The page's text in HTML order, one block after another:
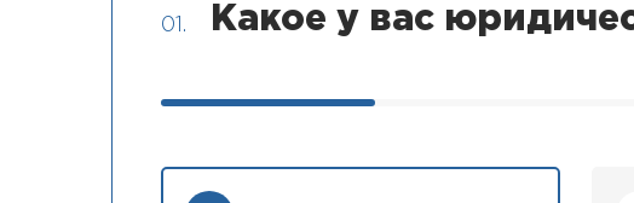
01. Какое у вас